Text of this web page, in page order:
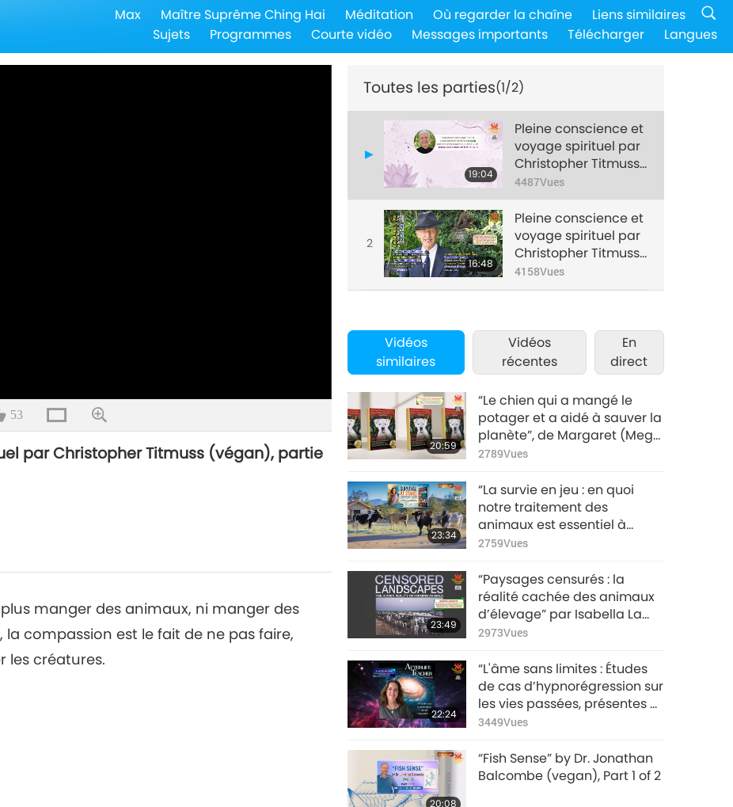
Max Maître Suprême Ching Hai Méditation Où regarder la chaîne
Liens similaires
Sujets
Programmes Courte vidéo Messages importants Télécharger Langues
53
par Christopher Titmuss (végan), partie
manger des animaux, ni manger des
la compassion est le fait de ne pas faire,
les créatures.
Toutes les parties(1/2)
19:04
Pleine conscience et
voyage spirituel par
Christopher Titmuss
(végan), partie 1/2
4487Vues
2
16:48
Pleine conscience et
voyage spirituel par
Christopher Titmuss
(végan), partie 2/2
4158Vues
Vidéos
similaires
Vidéos
récentes
En
direct
20:59
“Le chien qui a mangé le
potager et a aidé à sauver la
planète”, de Margaret (Meg)
Hurley (végane), partie 1/2
2789Vues
23:34
“La survie en jeu : en quoi
notre traitement des
animaux est essentiel à
l’existence humaine” de
partie 1/2
2759Vues
23:49
“Paysages censurés : la
réalité cachée des animaux
d’élevage” par Isabella La
Rocca González (végane),
2973Vues
22:24
“L'âme sans limites : Études
de cas d’hypnorégression sur
les vies passées, présentes et
futures” de Bryn Blankinship,
3449Vues
20:08
“Fish Sense” by Dr. Jonathan
Balcombe (vegan), Part 1 of 2